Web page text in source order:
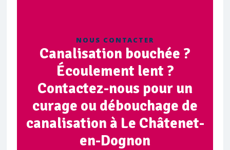
NOUS CONTACTER
Canalisation bouchée ?
Écoulement lent ?
Contactez-nous pour un
curage ou débouchage de
canalisation à Le Châtenet-
en-Dognon